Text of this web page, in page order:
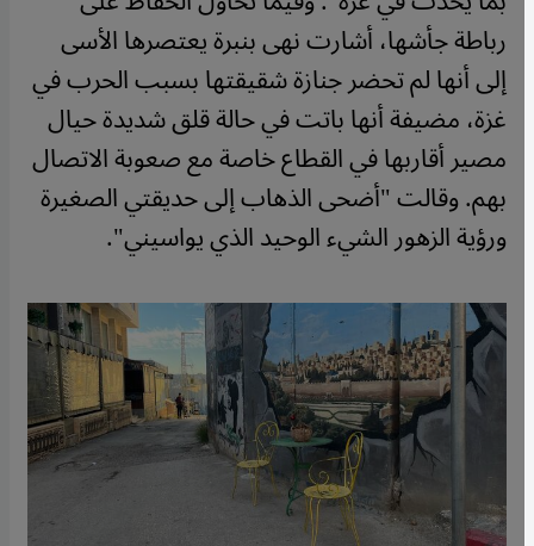
رباطة جأشها، أشارت نهى بنبرة يعتصرها الأسى
إلى أنها لم تحضر جنازة شقيقتها بسبب الحرب في
غزة، مضيفة أنها باتت في حالة قلق شديدة حيال
مصير أقاربها في القطاع خاصة مع صعوبة الاتصال
بهم. وقالت "أضحى الذهاب إلى حديقتي الصغيرة
ورؤية الزهور الشيء الوحيد الذي يواسيني".